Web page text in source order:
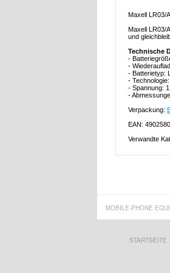
Maxell LR03/
Maxell LR03/
und
Technische
-
-
- Batterietyp:
-
- Spannung:
-
Verpackung:
EAN:
Verwandte
MOBILE-PHONE
STARTSEITE